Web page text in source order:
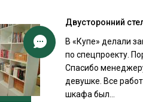
Двусторонний
В «Купе» делали
по спецпроекту.
Спасибо
девушке. Все
шкафа был...